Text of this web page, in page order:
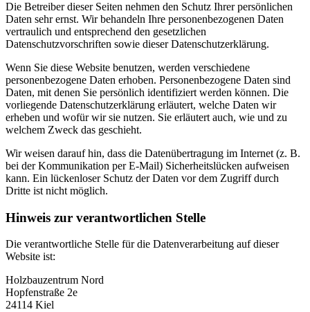
Die Betreiber dieser Seiten nehmen den Schutz Ihrer persönlichen
Daten sehr ernst. Wir behandeln Ihre personenbezogenen Daten
vertraulich und entsprechend den gesetzlichen
Datenschutzvorschriften sowie dieser Datenschutzerklärung.
Wenn Sie diese Website benutzen, werden verschiedene
personenbezogene Daten erhoben. Personenbezogene Daten sind
Daten, mit denen Sie persönlich identifiziert werden können. Die
vorliegende Datenschutzerklärung erläutert, welche Daten wir
erheben und wofür wir sie nutzen. Sie erläutert auch, wie und zu
welchem Zweck das geschieht.
Wir weisen darauf hin, dass die Datenübertragung im Internet (z. B.
bei der Kommunikation per E-Mail) Sicherheitslücken aufweisen
kann. Ein lückenloser Schutz der Daten vor dem Zugriff durch
Dritte ist nicht möglich.
Hinweis zur verantwortlichen Stelle
Die verantwortliche Stelle für die Datenverarbeitung auf dieser
Website ist:
Holzbauzentrum Nord
Hopfenstraße 2e
24114 Kiel